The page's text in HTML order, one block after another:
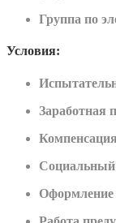
Группа по
Условия:
Заработная
Социальный
Оформление